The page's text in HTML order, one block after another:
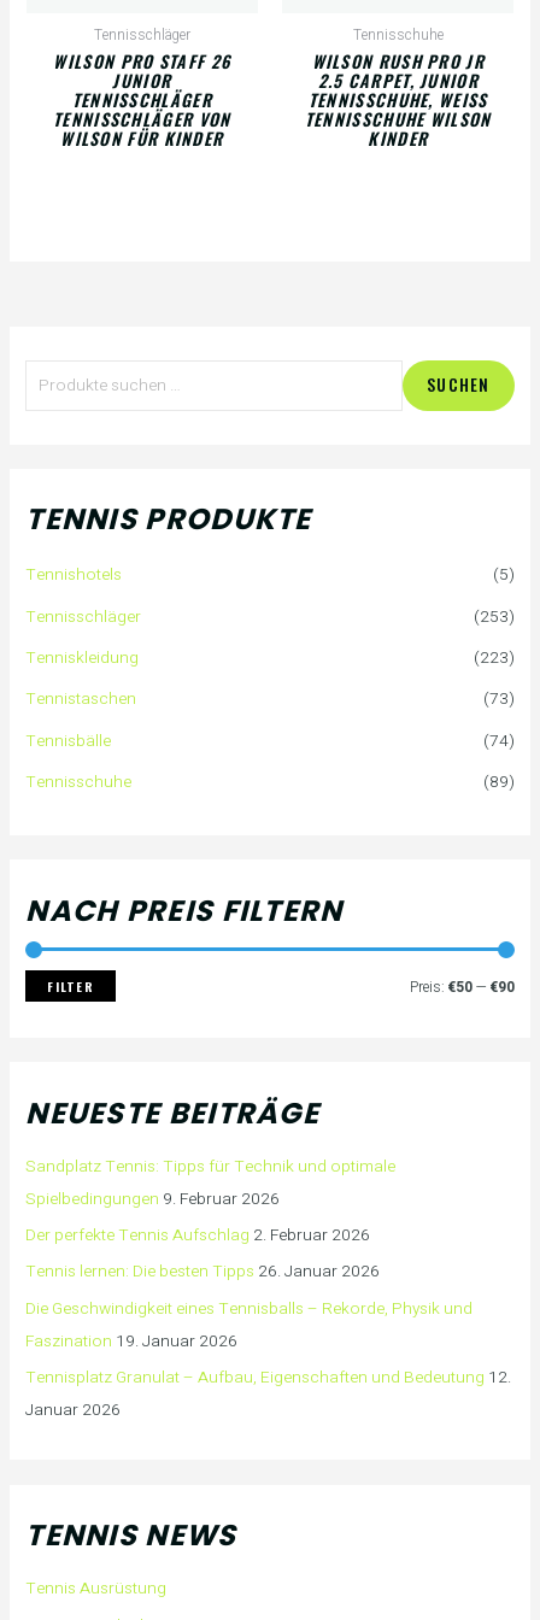
Tennisschläger
WILSON PRO STAFF 26
JUNIOR
TENNISSCHLÄGER
TENNISSCHLÄGER VON
WILSON FÜR KINDER
Tennisschuhe
WILSON RUSH PRO JR
2.5 CARPET, JUNIOR
TENNISSCHUHE, WEISS T
ENNISSCHUHE WILSON K
INDER
n
a
c
h
SUCHEN
TENNIS PRODUKTE
Tennishotels
(5)
Tennisschläger
(253)
Tenniskleidung
(223)
Tennistaschen
(73)
Tennisbälle
(74)
Tennisschuhe
(89)
NACH PREIS FILTERN
i
e
i
s
a
e
i
s
FILTER Preis: €50— €90
NEUESTE BEITRÄGE
Sandplatz Tennis: Tipps für Technik und optimale
Spielbedingungen 9. Februar 2026
Der perfekte Tennis Aufschlag 2. Februar 2026
Tennis lernen: Die besten Tipps 26. Januar 2026
Die Geschwindigkeit eines Tennisballs – Rekorde, Physik und
Faszination 19. Januar 2026
Tennisplatz Granulat – Aufbau, Eigenschaften und Bedeutung 12.
Januar 2026
TENNIS NEWS
Tennis Ausrüstung